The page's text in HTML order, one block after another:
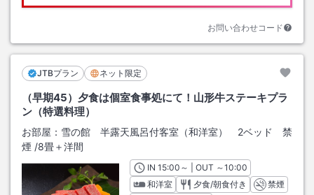
お問い合わせコード
JTBプラン ネット限定
（早期45）夕食は個室食事処にて！山形牛ステーキプラ
ン（特選料理）
お部屋： 雪の館 半露天風呂付客室（和洋室） 2ベッド 禁
煙 /8畳＋洋間
INチェックイン
15:00 ～ | OUT チェックアウト
～10:00
和洋室
夕食/朝食付き
禁煙